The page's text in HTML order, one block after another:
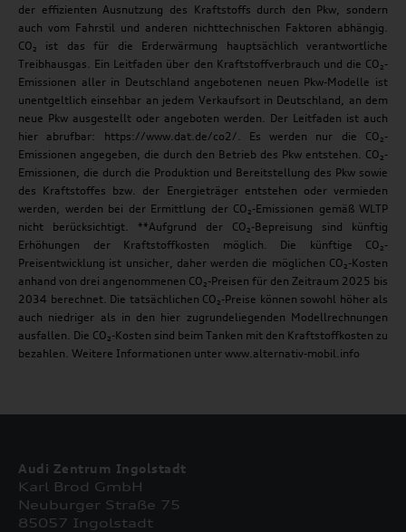
der effizienten Ausnutzung des Kraftstoffs durch den Pkw, sondern
auch vom Fahrstil und anderen nichttechnischen Faktoren abhängig.
CO₂ ist das für die Erderwärmung hauptsächlich verantwortliche
Treibhausgas. Ein Leitfaden über den Kraftstoffverbrauch und die CO₂-
Emissionen aller in Deutschland angebotenen neuen Pkw-Modelle ist
unentgeltlich einsehbar an jedem Verkaufsort in Deutschland, an dem
neue Pkw ausgestellt oder angeboten werden. Der Leitfaden ist auch
hier abrufbar: https://www.dat.de/co2/. Es werden nur die CO₂-
Emissionen angegeben, die durch den Betrieb des Pkw entstehen. CO₂-
Emissionen, die durch die Produktion und Bereitstellung des Pkw sowie
des Kraftstoffes bzw. der Energieträger entstehen oder vermieden
werden, werden bei der Ermittlung der CO₂-Emissionen gemäß WLTP
nicht berücksichtigt. **Aufgrund der CO₂-Bepreisung sind künftig
Erhöhungen der Kraftstoffkosten möglich. Die künftige CO₂-
Preisentwicklung ist unsicher, daher werden die möglichen CO₂-Kosten
anhand von drei angenommenen CO₂-Preisen für den Zeitraum 2025 bis
2034 berechnet. Die tatsächlichen CO₂-Preise können sowohl höher als
auch niedriger als in den hier zugrundeliegenden Modellrechnungen
ausfallen. Die CO₂-Kosten sind beim Tanken mit den Kraftstoffkosten zu
bezahlen. Weitere Informationen unter www.alternativ-mobil.info
Audi Zentrum Ingolstadt
Karl Brod GmbH
Neuburger Straße 75
85057 Ingolstadt